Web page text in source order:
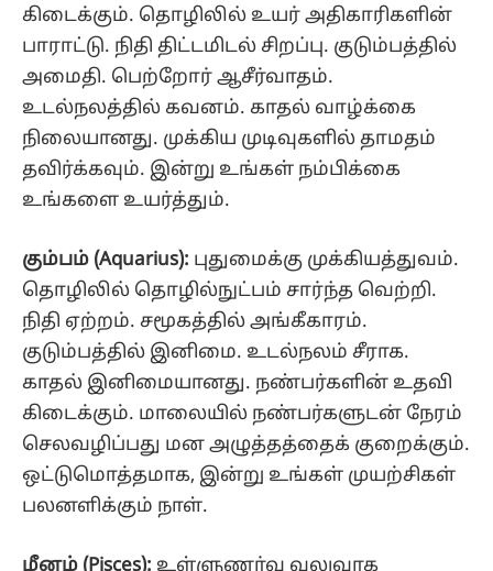
கிடைக்கும். தொழிலில் உயர் அதிகாரிகளின்
பாராட்டு. நிதி திட்டமிடல் சிறப்பு. குடும்பத்தில்
அமைதி. பெற்றோர் ஆசீர்வாதம்.
உடல்நலத்தில் கவனம். காதல் வாழ்க்கை
நிலையானது. முக்கிய முடிவுகளில் தாமதம்
தவிர்க்கவும். இன்று உங்கள் நம்பிக்கை
உங்களை உயர்த்தும்.
கும்பம் (Aquarius): புதுமைக்கு முக்கியத்துவம்.
தொழிலில் தொழில்நுட்பம் சார்ந்த வெற்றி.
நிதி ஏற்றம். சமூகத்தில் அங்கீகாரம்.
குடும்பத்தில் இனிமை. உடல்நலம் சீராக.
காதல் இனிமையானது. நண்பர்களின் உதவி
கிடைக்கும். மாலையில் நண்பர்களுடன் நேரம்
செலவழிப்பது மன அழுத்தத்தைக் குறைக்கும்.
ஒட்டுமொத்தமாக, இன்று உங்கள் முயற்சிகள்
பலனளிக்கும் நாள்.
மீனம் (Pisces): உள்ளுணர்வு வலுவாக